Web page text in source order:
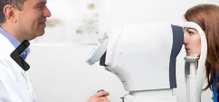
Previous